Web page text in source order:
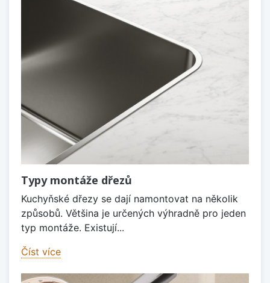
Typy montáže dřezů
Kuchyňské dřezy se dají namontovat na několik
způsobů. Většina je určených výhradně pro jeden
typ montáže. Existují...
Číst více